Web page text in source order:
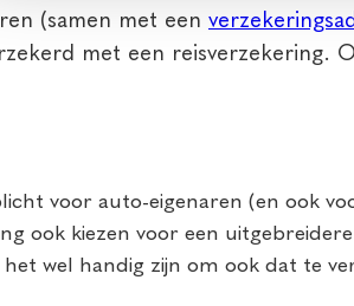
(samen met een
met een reisverzekering.
voor auto-eigenaren (en ook
ook kiezen voor een uitgebreidere
wel handig zijn om ook dat te